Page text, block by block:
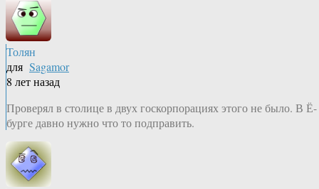
Толян
для Sagamor
8 лет назад
Проверял в столице в двух госкорпорациях этого не было. В Ё-
бурге давно нужно что то подправить.